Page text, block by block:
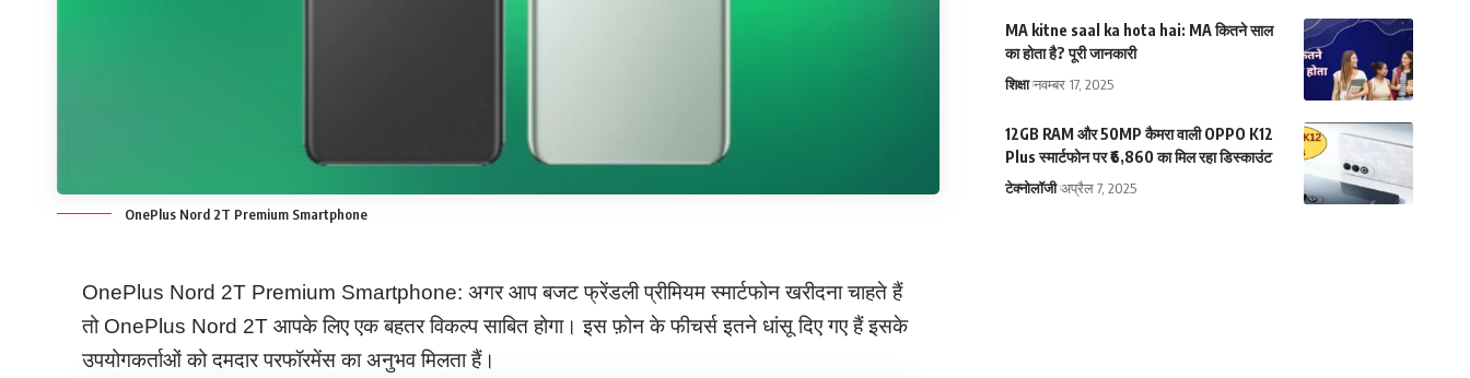
OnePlus Nord 2T Premium Smartphone
OnePlus Nord 2T Premium Smartphone: अगर आप बजट फ्रेंडली प्रीमियम स्मार्टफोन खरीदना चाहते हैं
तो OnePlus Nord 2T आपके लिए एक बहतर विकल्प साबित होगा। इस फ़ोन के फीचर्स इतने धांसू दिए गए हैं इसके
उपयोगकर्ताओं को दमदार परफॉरमेंस का अनुभव मिलता हैं।
MA kitne saal ka hota hai: MA कितने साल
का होता है? पूरी जानकारी
शिक्षा नवम्बर 17, 2025
12GB RAM और 50MP कैमरा वाली OPPO K12
Plus स्मार्टफोन पर ₹6,860 का मिल रहा डिस्काउंट
टेक्नोलॉजी अप्रैल 7, 2025